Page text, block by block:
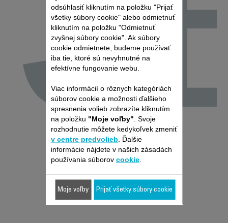
odsúhlasiť kliknutím na položku "Prijať
všetky súbory cookie" alebo odmietnuť
kliknutím na položku "Odmietnuť
zvyšnej súbory cookie". Ak súbory
cookie odmietnete, budeme používať
iba tie, ktoré sú nevyhnutné na
efektívne fungovanie webu.
Viac informácií o rôznych kategóriách
súborov cookie a možnosti ďalšieho
spresnenia volieb zobrazíte kliknutím
na položku "Moje voľby" . Svoje
rozhodnutie môžete kedykoľvek zmeniť
v centre predvolieb . Ďalšie
informácie nájdete v našich zásadách
používania súborov cookie.
Moje voľby Prijať všetky súbory cookie